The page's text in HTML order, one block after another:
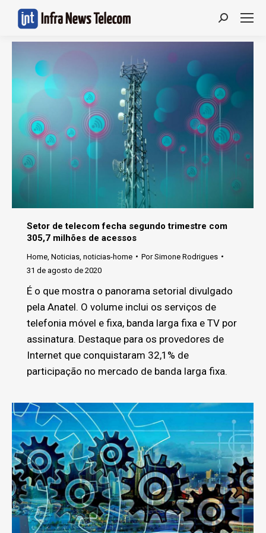
Search:
Setor de telecom fecha segundo trimestre com
305,7 milhões de acessos
Home Noticias noticias-home PorSimone Rodrigues
31 de agosto de 2020
É o que mostra o panorama setorial divulgado
pela Anatel. O volume inclui os serviços de
telefonia móvel e fixa, banda larga fixa e TV por
assinatura. Destaque para os provedores de
Internet que conquistaram 32,1% de
participação no mercado de banda larga fixa.